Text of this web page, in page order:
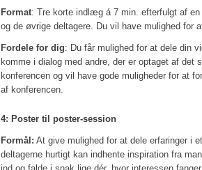
Format: Tre korte indlæg á 7 min. efterfulgt af
og de øvrige deltagere. Du vil have mulighed for
Fordele for dig: Du får mulighed for at dele din
komme i dialog med andre, der er optaget af
konferencen og vil have gode muligheder for at
af konferencen.
4: Poster til poster-session
Formål: At give mulighed for at dele erfaringer i
deltagerne hurtigt kan indhente inspiration fra